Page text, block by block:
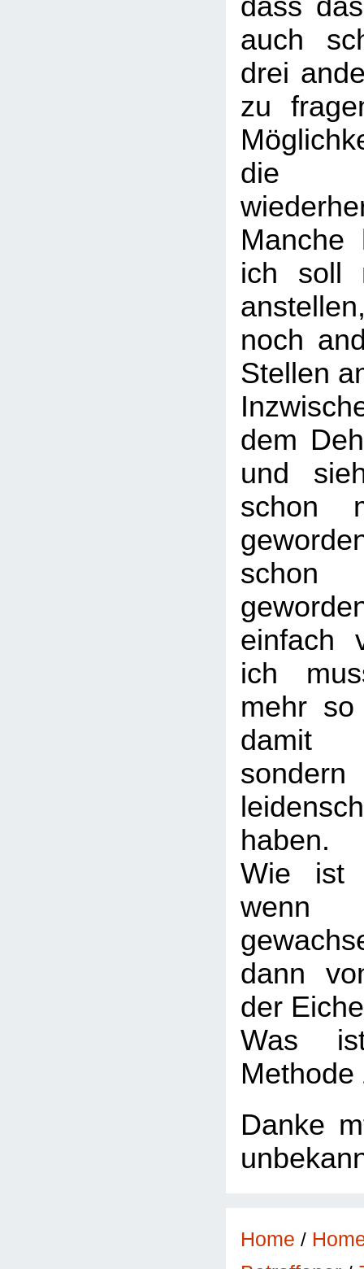
dass
auch
drei
zu
die
Manche
ich soll
noch
Stellen
dem
und
schon
schon
einfach
ich
mehr so
damit
haben.
Wie ist
wenn
dann
der
Was
Danke
Home /